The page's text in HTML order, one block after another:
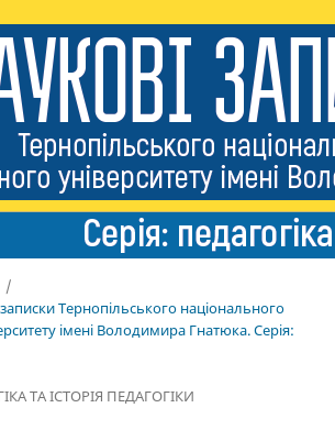
/
Тернопільського національного
імені Володимира Гнатюка. Серія:
ТА ІСТОРІЯ ПЕДАГОГІКИ